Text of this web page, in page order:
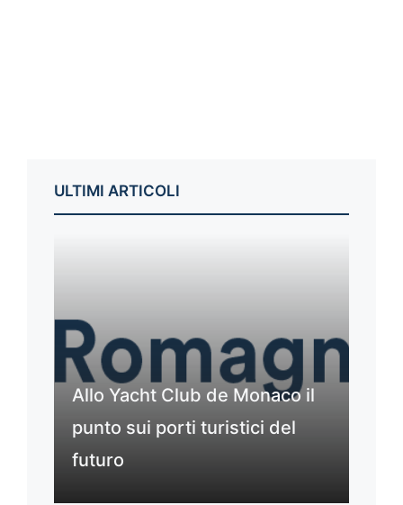
ULTIMI ARTICOLI
Allo Yacht Club de Monaco il
punto sui porti turistici del
futuro